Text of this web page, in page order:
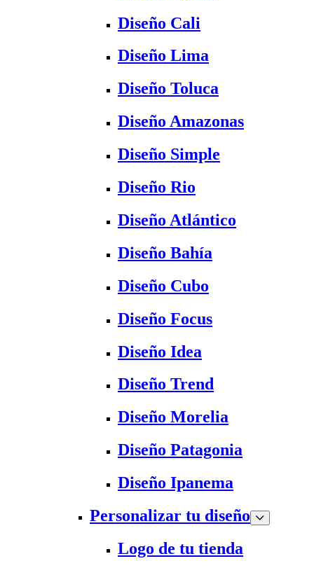
Diseño Cali
Diseño Lima
Diseño Toluca
Diseño Amazonas
Diseño Simple
Diseño Rio
Diseño Atlántico
Diseño Bahía
Diseño Cubo
Diseño Focus
Diseño Idea
Diseño Trend
Diseño Morelia
Diseño Patagonia
Diseño Ipanema
Personalizar tu diseño
Logo de tu tienda